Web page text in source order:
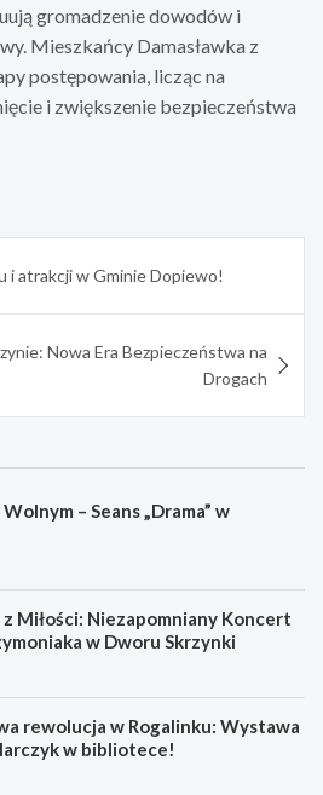
gromadzenie dowodów i
Mieszkańcy Damasławka z
postępowania, licząc na
i zwiększenie bezpieczeństwa
i atrakcji w Gminie Dopiewo!
Nowa Era Bezpieczeństwa na
Drogach
– Seans „Drama” w
Miłości: Niezapomniany Koncert
w Dworu Skrzynki
rewolucja w Rogalinku: Wystawa
w bibliotece!